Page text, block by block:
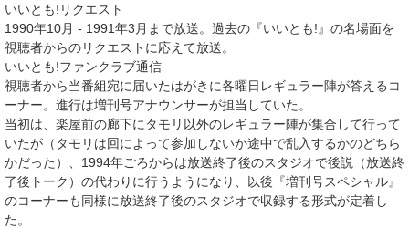
いいとも!リクエスト
1990年10月 - 1991年3月まで放送。過去の『いいとも!』の名場面を
視聴者からのリクエストに応えて放送。
いいとも!ファンクラブ通信
視聴者から当番組宛に届いたはがきに各曜日レギュラー陣が答えるコ
ーナー。進行は増刊号アナウンサーが担当していた。
当初は、楽屋前の廊下にタモリ以外のレギュラー陣が集合して行って
いたが（タモリは回によって参加しないか途中で乱入するかのどちら
かだった）、1994年ごろからは放送終了後のスタジオで後説（放送終
了後トーク）の代わりに行うようになり、以後『増刊号スペシャル』
のコーナーも同様に放送終了後のスタジオで収録する形式が定着し
た。